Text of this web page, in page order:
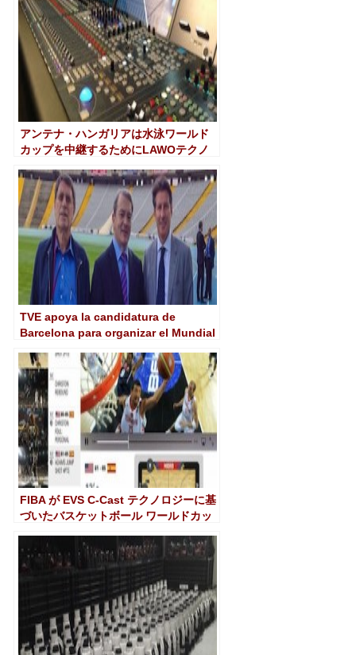
アンテナ・ハンガリアは水泳ワールド
カップを中継するためにLAWOテクノ
TVE apoya la candidatura de
Barcelona para organizar el Mundial
FIBA が EVS C-Cast テクノロジーに基
づいたバスケットボール ワールドカッ